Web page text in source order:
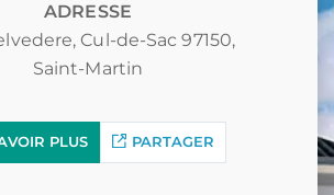
ADRESSE
Cul-de-Sac 97150,
Saint-Martin
PLUS PARTAGER